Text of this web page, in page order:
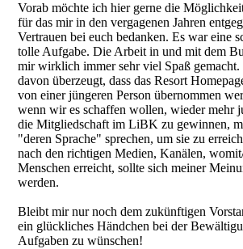
Vorab möchte ich hier gerne die
für das mir in den vergagenen Jahren
Vertrauen bei euch bedanken. Es war eine
tolle Aufgabe. Die Arbeit in und mit dem
mir wirklich immer sehr viel Spaß
davon überzeugt, dass das Resort
von einer jüngeren Person übernommen
wenn wir es schaffen wollen, wieder mehr
die Mitgliedschaft im LiBK zu gewinnen,
"deren Sprache" sprechen, um sie zu
nach den richtigen Medien, Kanälen,
Menschen erreicht, sollte sich meiner
werden.
Bleibt mir nur noch dem zukünftigen
ein glückliches Händchen bei der
Aufgaben zu wünschen!